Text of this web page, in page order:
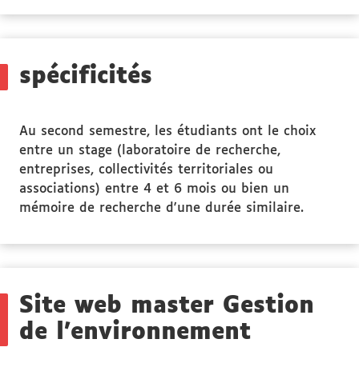
des
spécificités
Au second semestre, les étudiants ont le choix
entre un stage (laboratoire de recherche,
entreprises, collectivités territoriales ou
associations) entre 4 et 6 mois ou bien un
mémoire de recherche d'une durée similaire.
Site web master Gestion
de l'environnement